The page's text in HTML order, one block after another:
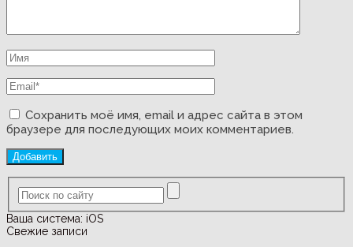
Сохранить моё имя, email и адрес сайта в этом
браузере для последующих моих комментариев.
Ваша система: iOS
Свежие записи